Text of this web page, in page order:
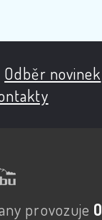
Odběr novinek
provozuje